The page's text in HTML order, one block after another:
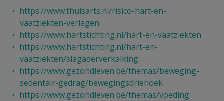
https://www.thuisarts.nl/risico-hart-en-
vaatziekten-verlagen
https://www.hartstichting.nl/hart-en-vaatziekten
https://www.hartstichting.nl/hart-en-
vaatziekten/slagaderverkalking
https://www.gezondleven.be/themas/beweging-
sedentair-gedrag/bewegingsdriehoek
https://www.gezondleven.be/themas/voeding